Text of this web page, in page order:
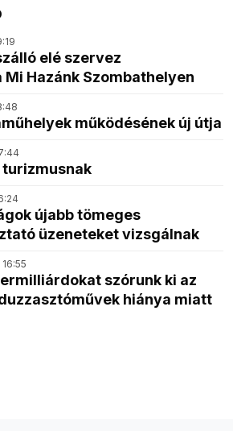
elé szervez
Hazánk Szombathelyen
működésének új útja
turizmusnak
újabb tömeges
üzeneteket vizsgálnak
szórunk ki az
hiánya miatt